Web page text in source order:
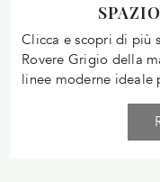
Clicca e scopri di più
Rovere Grigio della
linee moderne ideale